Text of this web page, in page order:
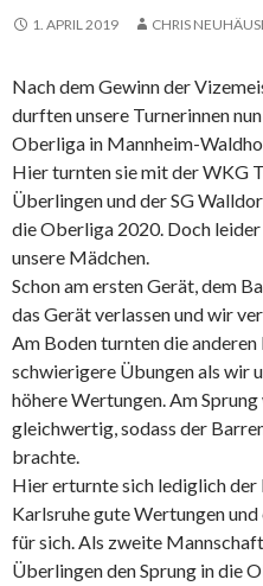
1. APRIL 2019 CHRIS
Nach dem Gewinn der
durften unsere Turnerinnen
Oberliga in Mannheim-
Hier turnten sie mit der WKG
Überlingen und der SG
die Oberliga 2020. Doch
unsere Mädchen.
Schon am ersten Gerät, dem
das Gerät verlassen und wir
Am Boden turnten die
schwierigere Übungen als wir
höhere Wertungen. Am
gleichwertig, sodass der
brachte.
Hier erturnte sich lediglich der
Karlsruhe gute Wertungen
für sich. Als zweite
Überlingen den Sprung in die